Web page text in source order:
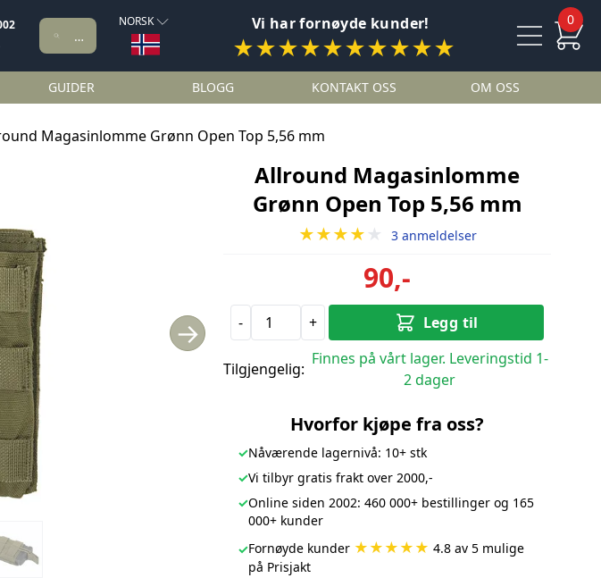
NORSK Vi har fornøyde kunder!
★★★★★★★★★★
0
GUIDER BLOGG KONTAKT OSS OM OSS
Magasinlomme Grønn Open Top 5,56 mm
→
Allround Magasinlomme
Grønn Open Top 5,56 mm
★★★★ ★ 3 anmeldelser
90,-
- + Legg til
Tilgjengelig:
Finnes på vårt lager. Leveringstid 1-
2 dager
Hvorfor kjøpe fra oss?
✓Nåværende lagernivå: 10+ stk
✓Vi tilbyr gratis frakt over 2000,-
✓Online siden 2002: 460 000+ bestillinger og 165
000+ kunder
✓Fornøyde kunder ★★★★★ 4.8 av 5 mulige
på Prisjakt